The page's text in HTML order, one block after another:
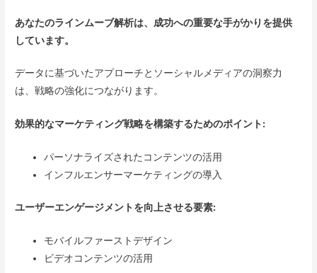
あなたのラインムーブ解析は、成功への重要な手がかりを提供
しています。
データに基づいたアプローチとソーシャルメディアの洞察力
は、戦略の強化につながります。
効果的なマーケティング戦略を構築するためのポイント:
パーソナライズされたコンテンツの活用
インフルエンサーマーケティングの導入
ユーザーエンゲージメントを向上させる要素:
モバイルファーストデザイン
ビデオコンテンツの活用